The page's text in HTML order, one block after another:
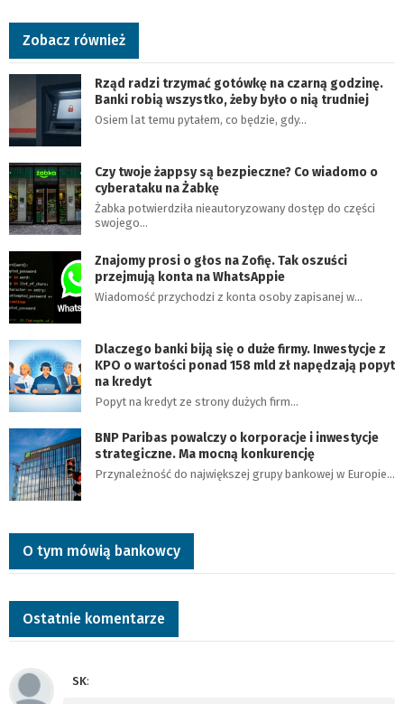
Zobacz również
Rząd radzi trzymać gotówkę na czarną godzinę.
Banki robią wszystko, żeby było o nią trudniej
Osiem lat temu pytałem, co będzie, gdy…
Czy twoje żappsy są bezpieczne? Co wiadomo o
cyberataku na Żabkę
Żabka potwierdziła nieautoryzowany dostęp do części
swojego…
Znajomy prosi o głos na Zofię. Tak oszuści
przejmują konta na WhatsAppie
Wiadomość przychodzi z konta osoby zapisanej w…
Dlaczego banki biją się o duże firmy. Inwestycje z
KPO o wartości ponad 158 mld zł napędzają popyt
na kredyt
Popyt na kredyt ze strony dużych firm…
BNP Paribas powalczy o korporacje i inwestycje
strategiczne. Ma mocną konkurencję
Przynależność do największej grupy bankowej w Europie…
O tym mówią bankowcy
Ostatnie komentarze
SK: